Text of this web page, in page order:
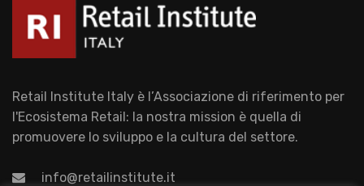
Retail Institute Italy è l’Associazione di riferimento per
l'Ecosistema Retail: la nostra mission è quella di
promuovere lo sviluppo e la cultura del settore.
info@retailinstitute.it